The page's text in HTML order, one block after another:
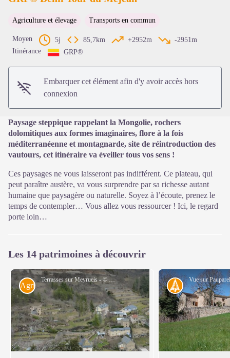
Voir l'image en plein écran
Agriculture et élevage Transports en commun
Moyen 5j 85,7km +2952m
-2951m
Itinérance
GRP®
Embarquer cet élément afin d'y avoir accès hors
connexion
Paysage steppique rappelant la Mongolie, rochers
dolomitiques aux formes imaginaires, flore à la fois
méditerranéenne et montagnarde, site de réintroduction des
vautours, cet itinéraire va éveiller tous vos sens !
Ces paysages ne vous laisseront pas indifférent. Ce plateau, qui
peut paraître austère, va vous surprendre par sa richesse autant
humaine que paysagère ou naturelle. Soyez à l’écoute, prenez le
temps de contempler… Vous allez vous ressourcer ! Ici, le regard
porte loin…
Les 14 patrimoines à découvrir
Terrasses sur Meyrueis - © Nathalie Thomas
Agriculture Histoire